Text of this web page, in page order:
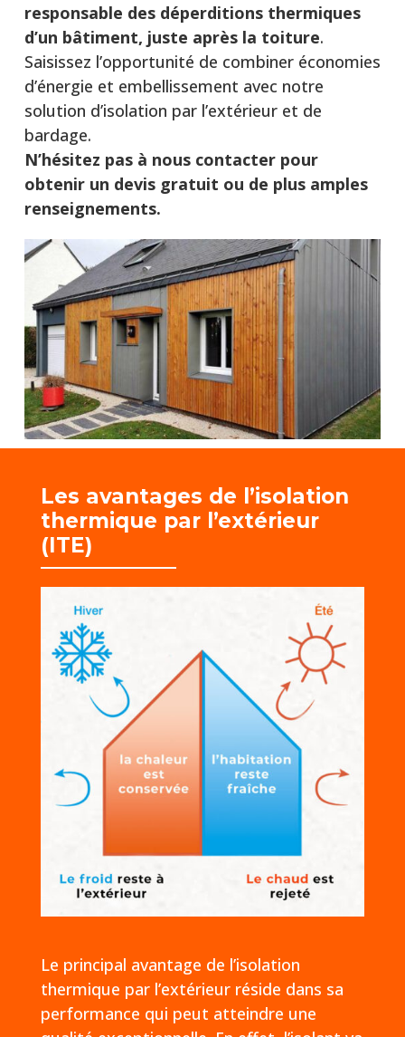
responsable des déperditions thermiques
d’un bâtiment, juste après la toiture.
Saisissez l’opportunité de combiner économies
d’énergie et embellissement avec notre
solution d’isolation par l’extérieur et de
bardage.
N’hésitez pas à nous contacter pour
obtenir un devis gratuit ou de plus amples
renseignements.
Les avantages de l’isolation
thermique par l’extérieur
(ITE)
Le principal avantage de l’isolation
thermique par l’extérieur réside dans sa
performance qui peut atteindre une